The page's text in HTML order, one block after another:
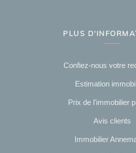
PLUS
Confiez-nous votre
Estimation
Prix de l'immobilier
Avis clients
Immobilier